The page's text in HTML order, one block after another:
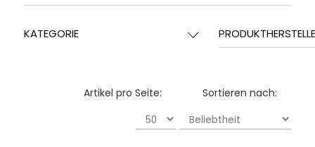
KATEGORIE
Sortieren nach:
Artikel pro Seite: